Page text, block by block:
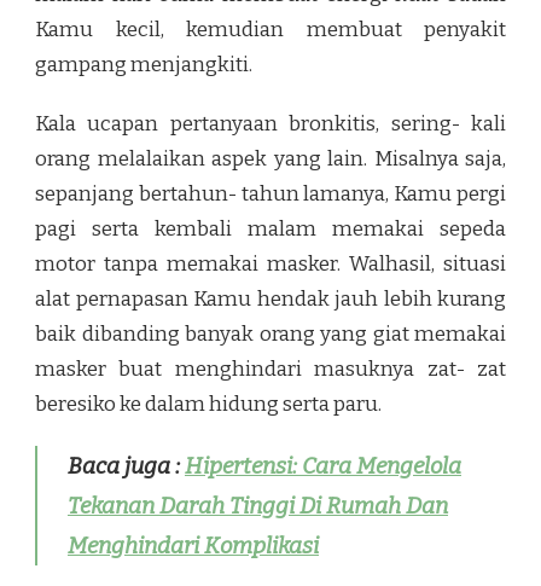
Kamu kecil, kemudian membuat penyakit
gampang menjangkiti.
Kala ucapan pertanyaan bronkitis, sering- kali
orang melalaikan aspek yang lain. Misalnya saja,
sepanjang bertahun- tahun lamanya, Kamu pergi
pagi serta kembali malam memakai sepeda
motor tanpa memakai masker. Walhasil, situasi
alat pernapasan Kamu hendak jauh lebih kurang
baik dibanding banyak orang yang giat memakai
masker buat menghindari masuknya zat- zat
beresiko ke dalam hidung serta paru.
Baca juga :Hipertensi: Cara Mengelola
Tekanan Darah Tinggi Di Rumah Dan
Menghindari Komplikasi